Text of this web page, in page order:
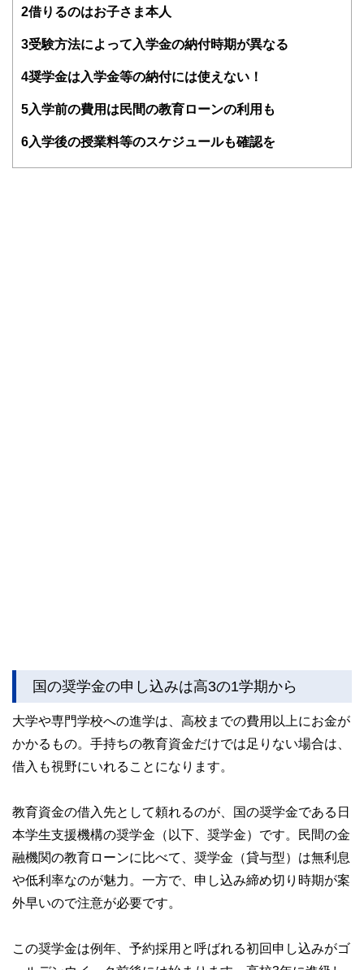
http://bloomfp.com/
2借りるのはお子さま本人
3受験方法によって入学金の納付時期が異なる
4奨学金は入学金等の納付には使えない！
5入学前の費用は民間の教育ローンの利用も
6入学後の授業料等のスケジュールも確認を
国の奨学金の申し込みは高3の1学期から
大学や専門学校への進学は、高校までの費用以上にお金が
かかるもの。手持ちの教育資金だけでは足りない場合は、
借入も視野にいれることになります。
教育資金の借入先として頼れるのが、国の奨学金である日
本学生支援機構の奨学金（以下、奨学金）です。民間の金
融機関の教育ローンに比べて、奨学金（貸与型）は無利息
や低利率なのが魅力。一方で、申し込み締め切り時期が案
外早いので注意が必要です。
この奨学金は例年、予約採用と呼ばれる初回申し込みがゴ